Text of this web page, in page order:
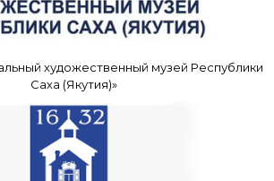
художественный музей Республики
Саха (Якутия)»